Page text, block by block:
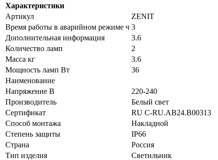
Характеристики
Артикул
ZENIT
Время работы в аварийном режиме ч 3
Дополнительная информация
3.6
Количество ламп
2
Масса кг
3.6
Мощность ламп Вт
36
Наименование
Напряжение В
220-240
Производитель
Белый свет
Сертификат
RU C-RU.AB24.B00313
Способ монтажа
Накладной
Степень защиты
IP66
Страна
Россия
Тип изделия
Светильник